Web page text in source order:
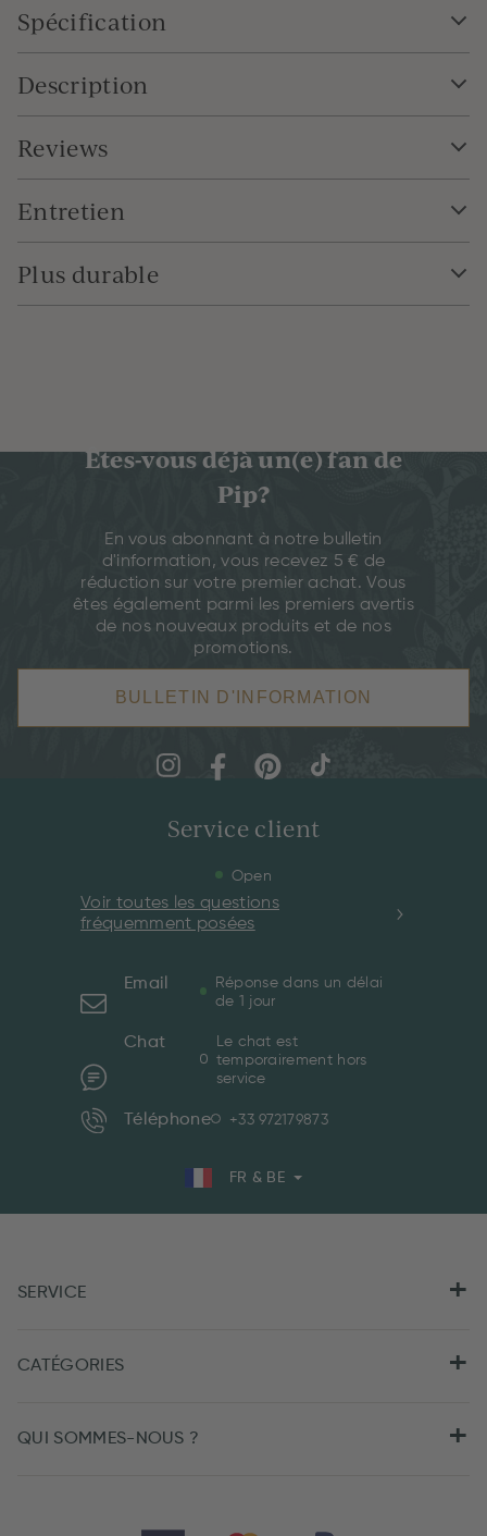
Spécification
Description
Reviews
Entretien
Plus durable
Êtes-vous déjà un(e) fan de
Pip?
En vous abonnant à notre bulletin
d'information, vous recevez 5 € de
réduction sur votre premier achat. Vous
êtes également parmi les premiers avertis
de nos nouveaux produits et de nos
promotions.
BULLETIN D'INFORMATION
Service client
Open
Voir toutes les questions
fréquemment posées
Email
Réponse dans un délai
de 1 jour
Chat
Le chat est
temporairement hors
service
Téléphone +33 972179873
FR & BE
SERVICE
CATÉGORIES
QUI SOMMES-NOUS ?